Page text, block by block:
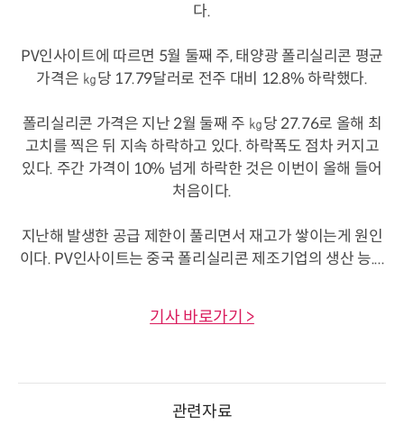
다.
PV인사이트에 따르면 5월 둘째 주, 태양광 폴리실리콘 평균
가격은 ㎏당 17.79달러로 전주 대비 12.8% 하락했다.
폴리실리콘 가격은 지난 2월 둘째 주 ㎏당 27.76로 올해 최
고치를 찍은 뒤 지속 하락하고 있다. 하락폭도 점차 커지고
있다. 주간 가격이 10% 넘게 하락한 것은 이번이 올해 들어
처음이다.
지난해 발생한 공급 제한이 풀리면서 재고가 쌓이는게 원인
이다. PV인사이트는 중국 폴리실리콘 제조기업의 생산 능....
기사 바로가기 >
관련자료